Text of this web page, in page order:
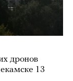
дронов
13